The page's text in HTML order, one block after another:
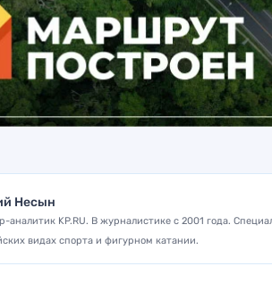
Несын
аналитик KP.RU. В журналистике с 2001 года.
видах спорта и фигурном катании.